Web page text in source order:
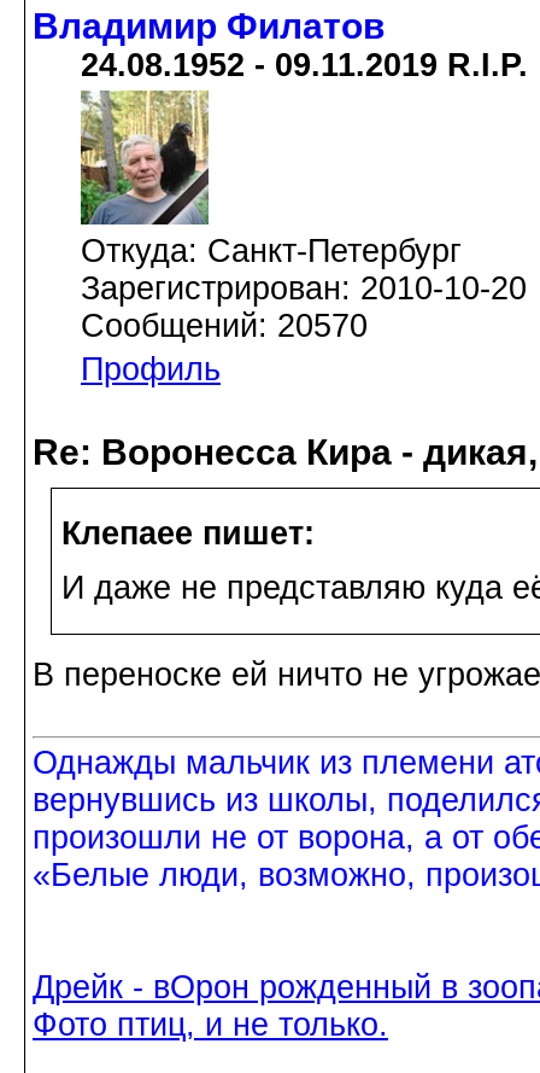
Владимир Филатов
24.08.1952 - 09.11.2019 R.I.P.
Откуда: Санкт-Петербург
Зарегистрирован: 2010-10-20
Сообщений: 20570
Профиль
Re: Воронесса Кира -
Клепаee пишет:
И даже не представляю куда
В переноске ей ничто не
Однажды мальчик из племени
вернувшись из школы,
произошли не от ворона, а от
«Белые люди, возможно,
Дрейк - вОрон рожденный в
Фото птиц, и не только.